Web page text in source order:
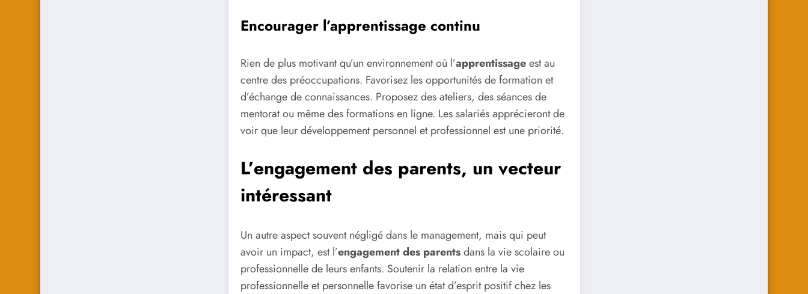
Encourager l’apprentissage continu
Rien de plus motivant qu’un environnement où l’apprentissageest au
centre des préoccupations. Favorisez les opportunités de formation et
d’échange de connaissances. Proposez des ateliers, des séances de
mentorat ou même des formations en ligne. Les salariés apprécieront de
voir que leur développement personnel et professionnel est une priorité.
L’engagement des parents, un vecteur
intéressant
Un autre aspect souvent négligé dans le management, mais qui peut
avoir un impact, est l’engagement des parentsdans la vie scolaire ou
professionnelle de leurs enfants. Soutenir la relation entre la vie
professionnelle et personnelle favorise un état d’esprit positif chez les